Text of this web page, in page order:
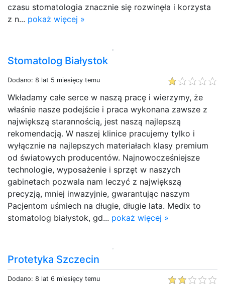
czasu stomatologia znacznie się rozwinęła i korzysta
z n... pokaż więcej »
Stomatolog Białystok
Dodano: 8 lat 5 miesięcy temu
Wkładamy całe serce w naszą pracę i wierzymy, że
właśnie nasze podejście i praca wykonana zawsze z
największą starannością, jest naszą najlepszą
rekomendacją. W naszej klinice pracujemy tylko i
wyłącznie na najlepszych materiałach klasy premium
od światowych producentów. Najnowocześniejsze
technologie, wyposażenie i sprzęt w naszych
gabinetach pozwala nam leczyć z największą
precyzją, mniej inwazyjnie, gwarantując naszym
Pacjentom uśmiech na długie, długie lata. Medix to
stomatolog białystok, gd... pokaż więcej »
Protetyka Szczecin
Dodano: 8 lat 6 miesięcy temu